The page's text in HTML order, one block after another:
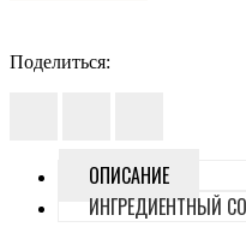
Поделиться:
ОПИСАНИЕ
ИНГРЕДИЕНТНЫЙ